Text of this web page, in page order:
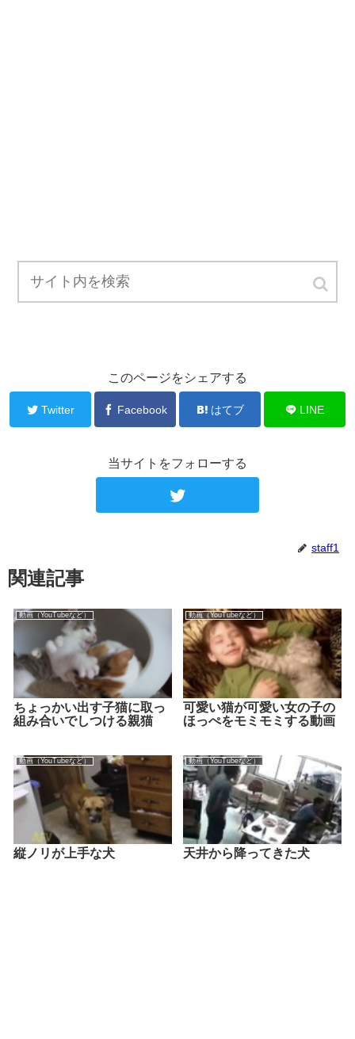
このページをシェアする
Twitter Facebook はてブ LINE
当サイトをフォローする
staff1
関連記事
動画（YouTubeなど）
ちょっかい出す子猫に取っ
組み合いでしつける親猫
動画（YouTubeなど）
可愛い猫が可愛い女の子の
ほっぺをモミモミする動画
動画（YouTubeなど）
縦ノリが上手な犬
動画（YouTubeなど）
天井から降ってきた犬